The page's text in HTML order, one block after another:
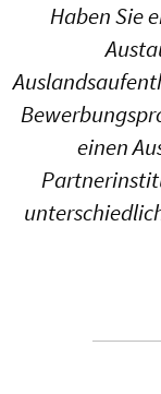
Haben Sie
einen